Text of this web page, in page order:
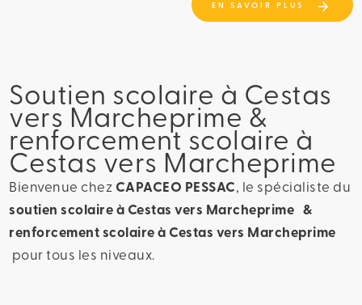
EN SAVOIR PLUS
Soutien scolaire à Cestas
vers Marcheprime &
renforcement scolaire à
Cestas vers Marcheprime
Bienvenue chez CAPACEO PESSAC, le spécialiste du
soutien scolaire à Cestas vers Marcheprime &
renforcement scolaire à Cestas vers Marcheprime
pour tous les niveaux.